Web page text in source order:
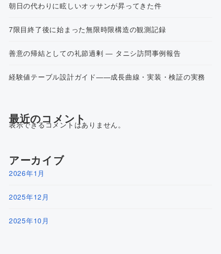
朝日の代わりに眩しいオッサンが昇ってきた件
7限目終了後に始まった無限時限構造の観測記録
善意の帰結としての礼節過剰 ― タニシ訪問事例報告
経験値テーブル設計ガイド——成長曲線・実装・検証の実務
最近のコメント
表示できるコメントはありません。
アーカイブ
2026年1月
2025年12月
2025年10月